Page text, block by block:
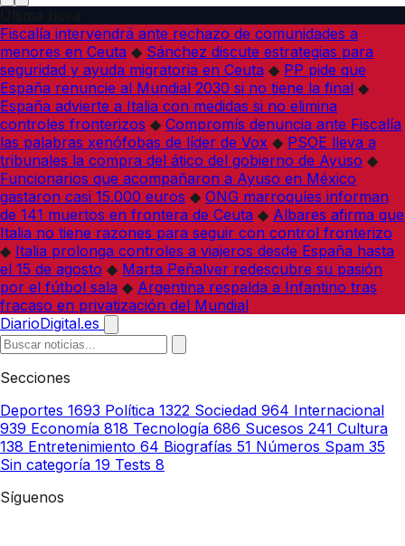
Fiscalía intervendrá ante rechazo de comunidades a
menores en Ceuta ◆ Sánchez discute estrategias para
seguridad y ayuda migratoria en Ceuta ◆ PP pide que
España renuncie al Mundial 2030 si no tiene la final ◆
España advierte a Italia con medidas si no elimina
controles fronterizos ◆ Compromís denuncia ante Fiscalía
las palabras xenófobas de líder de Vox ◆ PSOE lleva a
tribunales la compra del ático del gobierno de Ayuso ◆
Funcionarios que acompañaron a Ayuso en México
gastaron casi 15.000 euros ◆ ONG marroquíes informan
de 141 muertos en frontera de Ceuta ◆ Albares afirma que
Italia no tiene razones para seguir con control fronterizo
◆ Italia prolonga controles a viajeros desde España hasta
el 15 de agosto ◆ Marta Peñalver redescubre su pasión
por el fútbol sala ◆ Argentina respalda a Infantino tras
fracaso en privatización del Mundial
DiarioDigital.es
Secciones
Deportes 1693 Política 1322 Sociedad 964 Internacional
939 Economía 818 Tecnología 686 Sucesos 241 Cultura
138 Entretenimiento 64 Biografías 51 Números Spam 35
Sin categoría 19 Tests 8
Síguenos